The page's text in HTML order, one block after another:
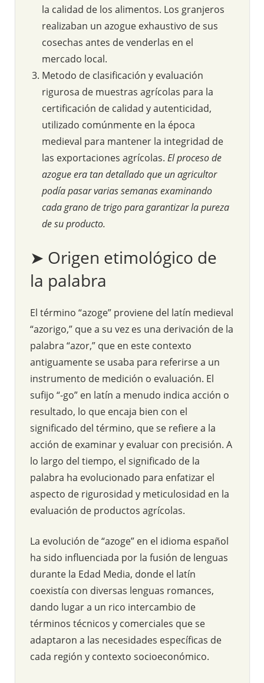
la calidad de los alimentos. Los granjeros
realizaban un azogue exhaustivo de sus
cosechas antes de venderlas en el
mercado local.
Metodo de clasificación y evaluación
rigurosa de muestras agrícolas para la
certificación de calidad y autenticidad,
utilizado comúnmente en la época
medieval para mantener la integridad de
las exportaciones agrícolas. El proceso de
azogue era tan detallado que un agricultor
podía pasar varias semanas examinando
cada grano de trigo para garantizar la pureza
de su producto.
➤ Origen etimológico de
la palabra
El término “azoge” proviene del latín medieval
“azorigo,” que a su vez es una derivación de la
palabra “azor,” que en este contexto
antiguamente se usaba para referirse a un
instrumento de medición o evaluación. El
sufijo “-go” en latín a menudo indica acción o
resultado, lo que encaja bien con el
significado del término, que se refiere a la
acción de examinar y evaluar con precisión. A
lo largo del tiempo, el significado de la
palabra ha evolucionado para enfatizar el
aspecto de rigurosidad y meticulosidad en la
evaluación de productos agrícolas.
La evolución de “azoge” en el idioma español
ha sido influenciada por la fusión de lenguas
durante la Edad Media, donde el latín
coexistía con diversas lenguas romances,
dando lugar a un rico intercambio de
términos técnicos y comerciales que se
adaptaron a las necesidades específicas de
cada región y contexto socioeconómico.